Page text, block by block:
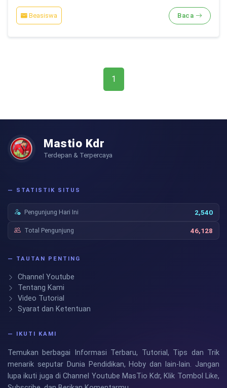
Beasiswa Baca
1
Mastio Kdr
Terdepan & Terpercaya
— STATISTIK SITUS
Pengunjung Hari Ini 2,540
Total Pengunjung 46,128
— TAUTAN PENTING
Channel Youtube
Tentang Kami
Video Tutorial
Syarat dan Ketentuan
— IKUTI KAMI
Temukan berbagai Informasi Terbaru, Tutorial, Tips dan Trik
menarik seputar Dunia Pendidikan, Hoby dan lain-lain. Jangan
lupa ikuti juga di Channel Youtube MasTio Kdr, Klik Tombol Like,